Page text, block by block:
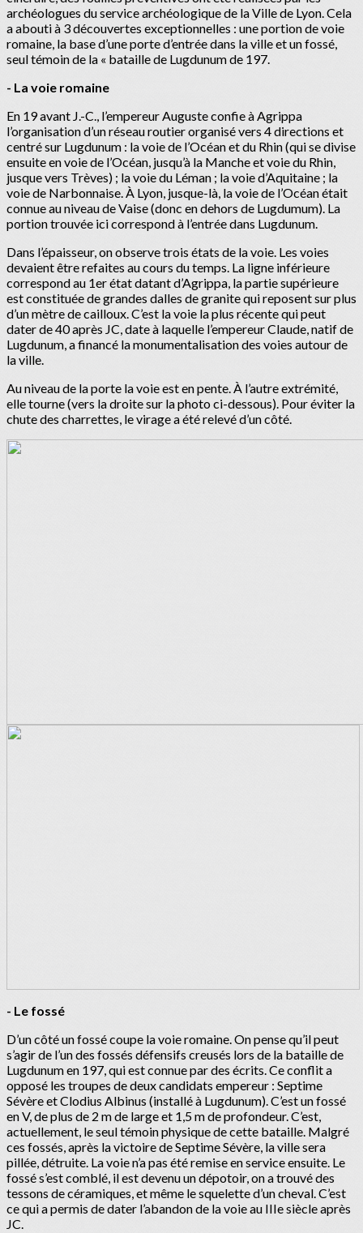
archéologues du service archéologique de la Ville de Lyon. Cela
a abouti à 3 découvertes exceptionnelles : une portion de voie
romaine, la base d’une porte d’entrée dans la ville et un fossé,
seul témoin de la « bataille de Lugdunum de 197.
- La voie romaine
En 19 avant J.-C., l’empereur Auguste confie à Agrippa
l’organisation d’un réseau routier organisé vers 4 directions et
centré sur Lugdunum : la voie de l’Océan et du Rhin (qui se divise
ensuite en voie de l’Océan, jusqu’à la Manche et voie du Rhin,
jusque vers Trèves) ; la voie du Léman ; la voie d’Aquitaine ; la
voie de Narbonnaise. À Lyon, jusque-là, la voie de l’Océan était
connue au niveau de Vaise (donc en dehors de Lugdumum). La
portion trouvée ici correspond à l’entrée dans Lugdunum.
Dans l’épaisseur, on observe trois états de la voie. Les voies
devaient être refaites au cours du temps. La ligne inférieure
correspond au 1er état datant d’Agrippa, la partie supérieure
est constituée de grandes dalles de granite qui reposent sur plus
d’un mètre de cailloux. C’est la voie la plus récente qui peut
dater de 40 après JC, date à laquelle l’empereur Claude, natif de
Lugdunum, a financé la monumentalisation des voies autour de
la ville.
Au niveau de la porte la voie est en pente. À l’autre extrémité,
elle tourne (vers la droite sur la photo ci-dessous). Pour éviter la
chute des charrettes, le virage a été relevé d’un côté.
- Le fossé
D’un côté un fossé coupe la voie romaine. On pense qu’il peut
s’agir de l’un des fossés défensifs creusés lors de la bataille de
Lugdunum en 197, qui est connue par des écrits. Ce conflit a
opposé les troupes de deux candidats empereur : Septime
Sévère et Clodius Albinus (installé à Lugdunum). C’est un fossé
en V, de plus de 2 m de large et 1,5 m de profondeur. C’est,
actuellement, le seul témoin physique de cette bataille. Malgré
ces fossés, après la victoire de Septime Sévère, la ville sera
pillée, détruite. La voie n’a pas été remise en service ensuite. Le
fossé s’est comblé, il est devenu un dépotoir, on a trouvé des
tessons de céramiques, et même le squelette d’un cheval. C’est
ce qui a permis de dater l’abandon de la voie au IIIe siècle après
JC.